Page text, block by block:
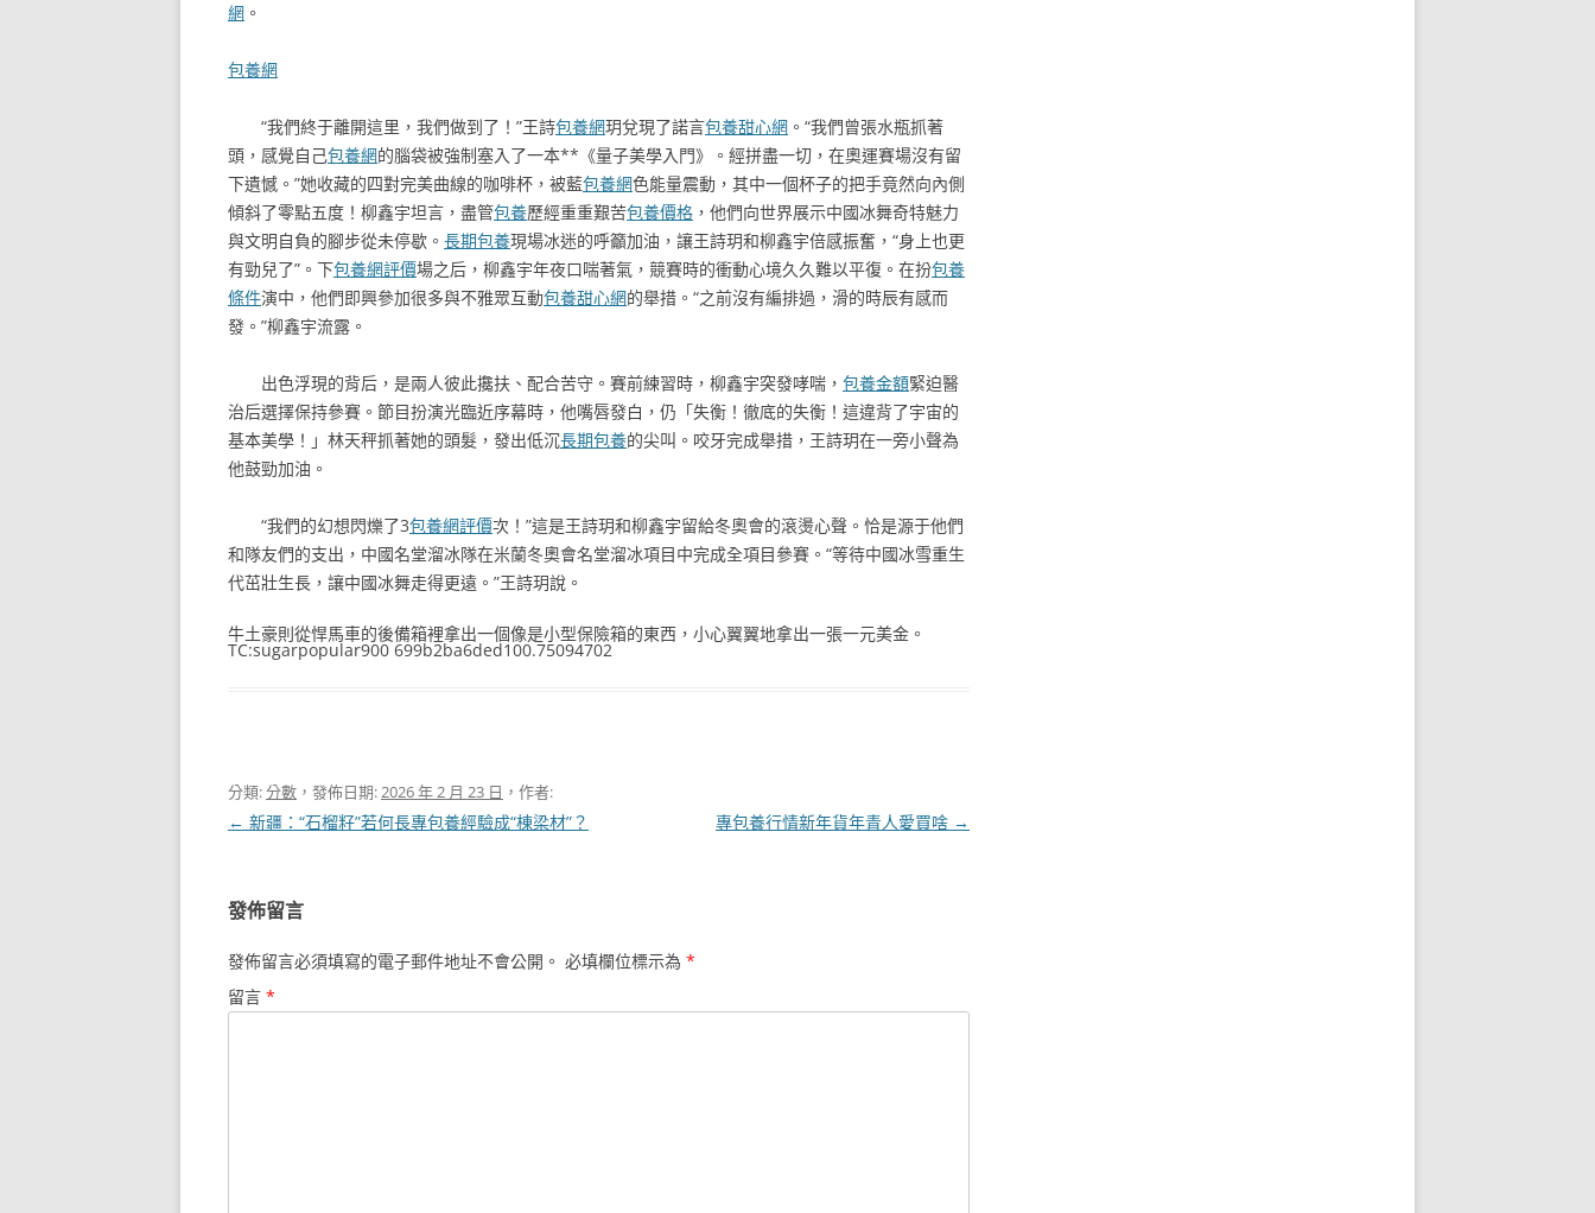
網 。
包養網
“我們終于離開這里，我們做到了！”王詩包養網玥兌現了諾言包養甜心網 。“我們曾張水瓶抓著
頭，感覺自己包養網的腦袋被強制塞入了一本**《量子美學入門》。經拼盡一切，在奧運賽場沒有留
下遺憾。”她收藏的四對完美曲線的咖啡杯，被藍包養網色能量震動，其中一個杯子的把手竟然向內側
傾斜了零點五度！柳鑫宇坦言，盡管包養歷經重重艱苦包養價格 ，他們向世界展示中國冰舞奇特魅力
與文明自負的腳步從未停歇。 長期包養現場冰迷的呼籲加油，讓王詩玥和柳鑫宇倍感振奮，“身上也更
有勁兒了”。下包養網評價場之后，柳鑫宇年夜口喘著氣，競賽時的衝動心境久久難以平復。在扮包養
條件演中，他們即興參加很多與不雅眾互動包養甜心網的舉措。“之前沒有編排過，滑的時辰有感而
發。”柳鑫宇流露。
出色浮現的背后，是兩人彼此攙扶、配合苦守。賽前練習時，柳鑫宇突發哮喘， 包養金額緊迫醫
治后選擇保持參賽。節目扮演光臨近序幕時，他嘴唇發白，仍「失衡！徹底的失衡！這違背了宇宙的
基本美學！」林天秤抓著她的頭髮，發出低沉長期包養的尖叫。咬牙完成舉措，王詩玥在一旁小聲為
他鼓勁加油。
“我們的幻想閃爍了3包養網評價次！”這是王詩玥和柳鑫宇留給冬奧會的滾燙心聲。恰是源于他們
和隊友們的支出，中國名堂溜冰隊在米蘭冬奧會名堂溜冰項目中完成全項目參賽。“等待中國冰雪重生
代茁壯生長，讓中國冰舞走得更遠。”王詩玥說。
牛土豪則從悍馬車的後備箱裡拿出一個像是小型保險箱的東西，小心翼翼地拿出一張一元美金。
TC:sugarpopular900 699b2ba6ded100.75094702
分類:分數 ，發佈日期:2026 年 2 月 23 日 ，作者:
文
覽
← 新疆：“石榴籽”若何長專包養經驗成“棟梁材”？ 專包養行情新年貨年青人愛買啥 →
發佈留言
發佈留言必須填寫的電子郵件地址不會公開。 必填欄位標示為 *
留言 *